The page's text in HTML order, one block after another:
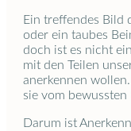
Ein treffendes Bild
oder ein taubes
doch ist es nicht
mit den Teilen
anerkennen
sie vom
Darum ist